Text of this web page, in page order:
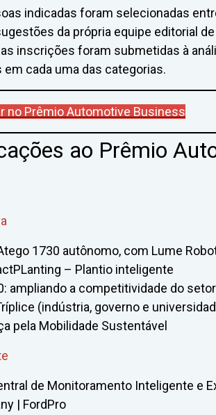
indicadas foram selecionadas
da própria equipe editorial
inscrições foram submetidas à
cada uma das categorias.
no Prêmio Automotive Business
ao Prêmio
1730 autônomo, com Lume
– Plantio inteligente
ampliando a competitividade do
(indústria, governo e
pela Mobilidade Sustentável
de Monitoramento Inteligente e
| FordPro